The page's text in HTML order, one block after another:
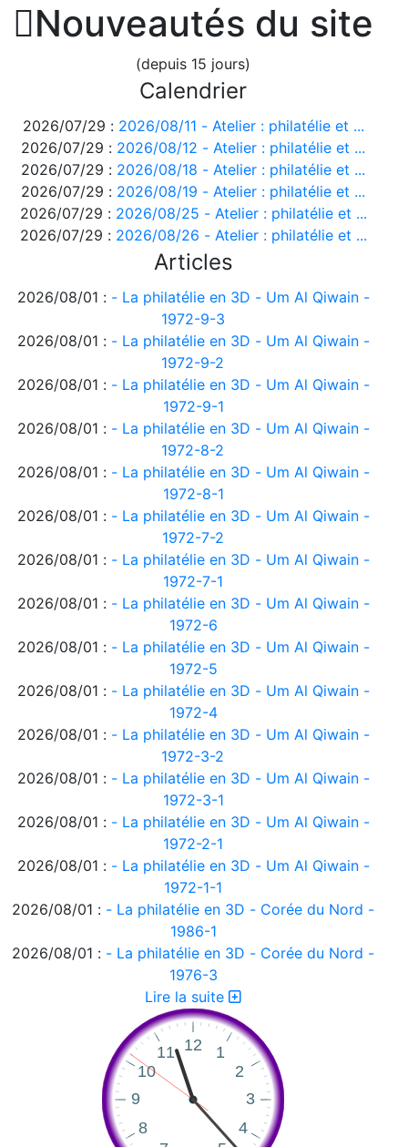
Nouveautés du site
(depuis 15 jours)
Calendrier
2026/07/29 : 2026/08/11 - Atelier : philatélie et ...
2026/07/29 : 2026/08/12 - Atelier : philatélie et ...
2026/07/29 : 2026/08/18 - Atelier : philatélie et ...
2026/07/29 : 2026/08/19 - Atelier : philatélie et ...
2026/07/29 : 2026/08/25 - Atelier : philatélie et ...
2026/07/29 : 2026/08/26 - Atelier : philatélie et ...
Articles
2026/08/01 : - La philatélie en 3D - Um Al Qiwain -
1972-9-3
2026/08/01 : - La philatélie en 3D - Um Al Qiwain -
1972-9-2
2026/08/01 : - La philatélie en 3D - Um Al Qiwain -
1972-9-1
2026/08/01 : - La philatélie en 3D - Um Al Qiwain -
1972-8-2
2026/08/01 : - La philatélie en 3D - Um Al Qiwain -
1972-8-1
2026/08/01 : - La philatélie en 3D - Um Al Qiwain -
1972-7-2
2026/08/01 : - La philatélie en 3D - Um Al Qiwain -
1972-7-1
2026/08/01 : - La philatélie en 3D - Um Al Qiwain -
1972-6
2026/08/01 : - La philatélie en 3D - Um Al Qiwain -
1972-5
2026/08/01 : - La philatélie en 3D - Um Al Qiwain -
1972-4
2026/08/01 : - La philatélie en 3D - Um Al Qiwain -
1972-3-2
2026/08/01 : - La philatélie en 3D - Um Al Qiwain -
1972-3-1
2026/08/01 : - La philatélie en 3D - Um Al Qiwain -
1972-2-1
2026/08/01 : - La philatélie en 3D - Um Al Qiwain -
1972-1-1
2026/08/01 : - La philatélie en 3D - Corée du Nord -
1986-1
2026/08/01 : - La philatélie en 3D - Corée du Nord -
1976-3
- La philatélie en 3D - Corée du Nord -
1976-2
- La philatélie en 3D - Corée du Nord -
1976-1
2026/08/01 :- La philatélie en 3D - Ajman 1972-2
2026/08/01 :- La philatélie en 3D - Ajman 1972-1
2026/08/01 :
- La philatélie en 3D
Lire la suite